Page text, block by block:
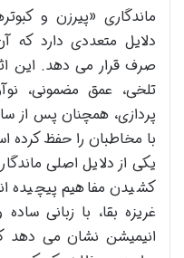
ماندگاری «پیرزن و
دلایل متعددی دارد که
صرف قرار می دهد. این
تلخی، عمق مضمونی،
پردازی، همچنان پس از
با مخاطبان را حفظ کرده
یکی از دلایل اصلی
کشیدن مفاهیم پیچیده
غریزه بقا، با زبانی
انیمیشن نشان می دهد